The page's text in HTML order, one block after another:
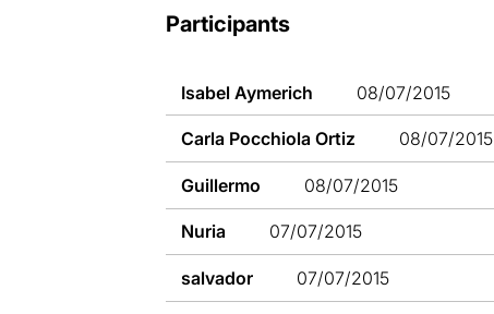
Participants
Isabel Aymerich 08/07/2015
Carla Pocchiola Ortiz 08/07/2015
Guillermo 08/07/2015
Nuria 07/07/2015
salvador 07/07/2015